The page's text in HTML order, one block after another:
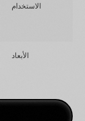
الاستخدام
الأبعاد